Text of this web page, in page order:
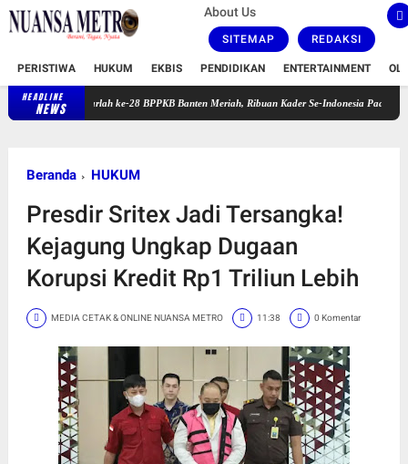
About Us
SITEMAP REDAKSI
PERISTIWA HUKUM EKBIS PENDIDIKAN ENTERTAINMENT
HEADLINE
NEWS
Harlah ke-28 BPPKB Banten Meriah, Ribuan Kader Se-Indonesia Padati GOR Pakansari
Beranda HUKUM
Presdir Sritex Jadi Tersangka!
Kejagung Ungkap Dugaan
Korupsi Kredit Rp1 Triliun Lebih
MEDIA CETAK & ONLINE NUANSA METRO 11:38 0 Komentar